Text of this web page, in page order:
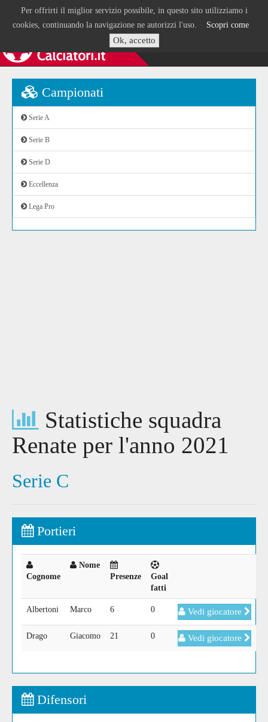
Per offrirti il miglior servizio possibile, in questo sito utilizziamo i
cookies, continuando la navigazione ne autorizzi l'uso. Scopri come
Ok, accetto
Campionati
Serie A
Serie B
Serie D
Eccellenza
Lega Pro
Statistiche squadra
Renate per l'anno 2021
Serie C
Portieri
Cognome
Nome
Presenze
Goal
fatti
Albertoni Marco 6 0 Vedi giocatore
Drago Giacomo 21 0 Vedi giocatore
Difensori